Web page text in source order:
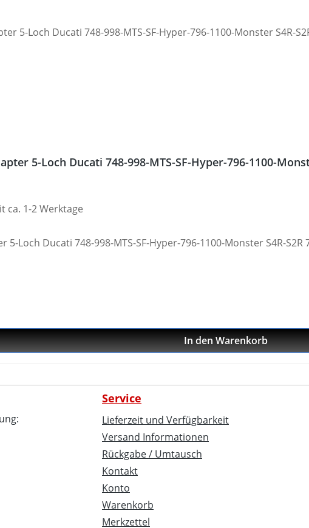
5-Loch Ducati 748-998-MTS-SF-Hyper-796-1100-
ca. 1-2 Werktage
Loch Ducati 748-998-MTS-SF-Hyper-796-1100-Monster S4R-S2R
In den Warenkorb
Service
Lieferzeit und Verfügbarkeit
Versand Informationen
Rückgabe / Umtausch
Kontakt
Konto
Warenkorb
Merkzettel